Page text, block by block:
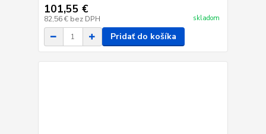
101,55 €
82,56 € bez DPH skladom
Pridať do košíka